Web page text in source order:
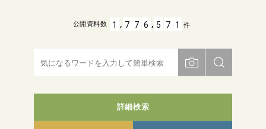
詳細検索
公開資料数 1 , 7 7 6 , 5 7 1 件